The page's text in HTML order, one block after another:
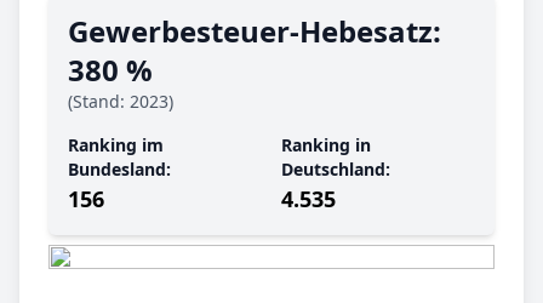
Gewerbe­steuer-Hebe­satz:
380 %
(Stand: 2023)
Ranking im
Bundesland:
156
Ranking in
Deutschland:
4.535